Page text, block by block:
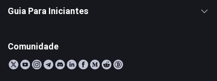
Guia Para Iniciantes
Comunidade